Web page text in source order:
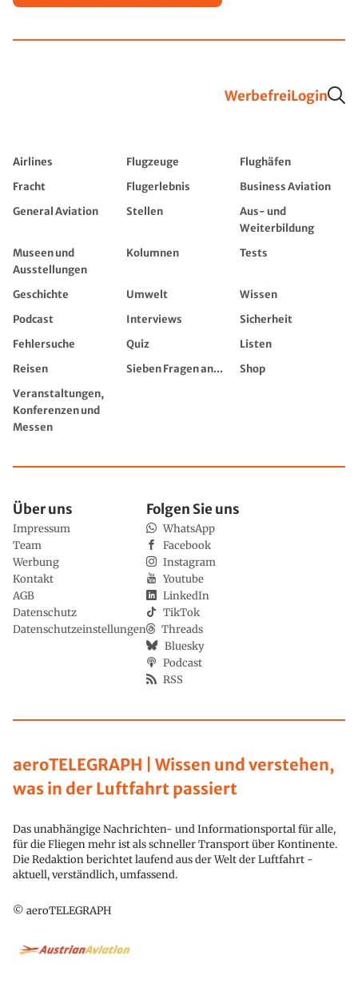
WerbefreiLogin
Airlines Flugzeuge
Flughäfen
Fracht
Flugerlebnis
Business Aviation
General Aviation
Stellen
Aus- und
Weiterbildung
Museen und
Ausstellungen
Kolumnen Tests
Geschichte Umwelt
Wissen
Podcast
Interviews
Sicherheit
Fehlersuche
Quiz
Listen
Reisen
Sieben Fragen an...
Shop
Veranstaltungen,
Konferenzen und
Messen
aeroTELEGRAPH | Wissen und verstehen,
was in der Luftfahrt passiert
Das unabhängige Nachrichten- und Informationsportal für alle,
für die Fliegen mehr ist als schneller Transport über Kontinente.
Die Redaktion berichtet laufend aus der Welt der Luftfahrt -
aktuell, verständlich, umfassend.
© aeroTELEGRAPH
Über uns
Impressum
Team
Werbung
Kontakt
AGB
Datenschutz
Datenschutzeinstellungen
Folgen Sie uns
WhatsApp
Facebook
Instagram
Youtube
LinkedIn
TikTok
Threads
Bluesky
Podcast
RSS